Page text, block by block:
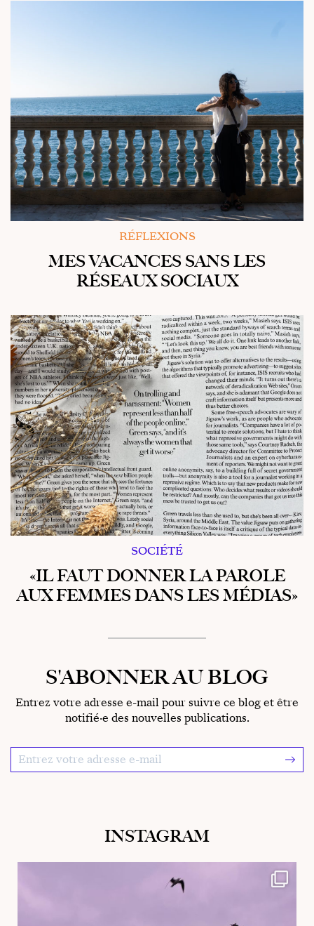
RÉFLEXIONS
MES VACANCES SANS LES
RÉSEAUX SOCIAUX
SOCIÉTÉ
«IL FAUT DONNER LA PAROLE
AUX FEMMES DANS LES MÉDIAS»
S'ABONNER AU BLOG
Entrez votre adresse e-mail pour suivre ce blog et être
notifié·e des nouvelles publications.
Email Address
INSTAGRAM